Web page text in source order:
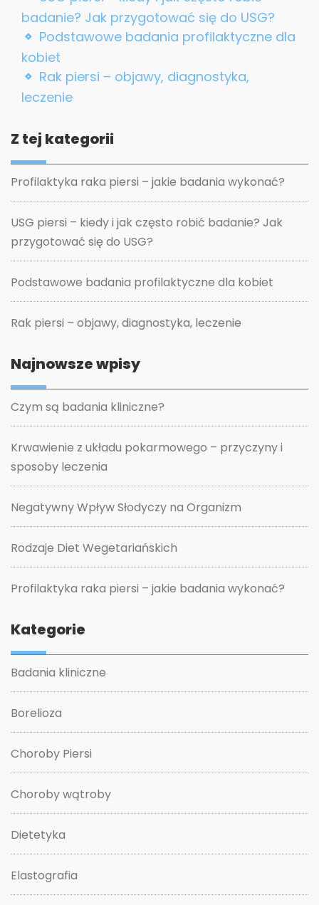
badanie? Jak przygotować się do USG?
Podstawowe badania profilaktyczne dla
kobiet
Rak piersi – objawy, diagnostyka,
leczenie
Z tej kategorii
Profilaktyka raka piersi – jakie badania wykonać?
USG piersi – kiedy i jak często robić badanie? Jak
przygotować się do USG?
Podstawowe badania profilaktyczne dla kobiet
Rak piersi – objawy, diagnostyka, leczenie
Najnowsze wpisy
Czym są badania kliniczne?
Krwawienie z układu pokarmowego – przyczyny i
sposoby leczenia
Negatywny Wpływ Słodyczy na Organizm
Rodzaje Diet Wegetariańskich
Profilaktyka raka piersi – jakie badania wykonać?
Kategorie
Badania kliniczne
Borelioza
Choroby Piersi
Choroby wątroby
Dietetyka
Elastografia